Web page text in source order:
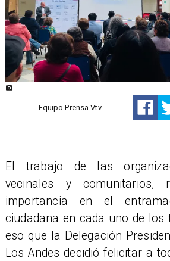
Equipo Prensa Vtv
El trabajo de las
vecinales y comunitarios,
importancia en el
ciudadana en cada uno de los
eso que la Delegación
Los Andes decidió felicitar a